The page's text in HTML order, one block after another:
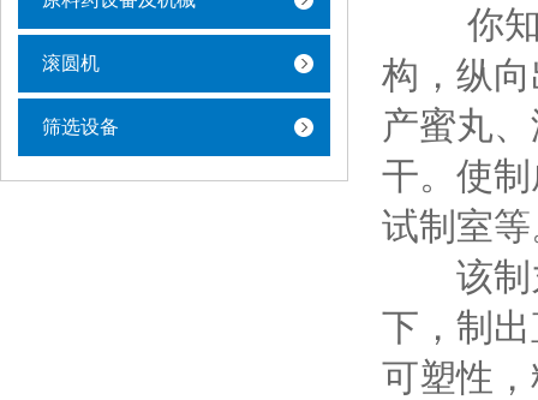
滚圆机
筛选设备
你知
构，纵
产蜜丸
干。使
试制室
该制丸
下，制
可塑性